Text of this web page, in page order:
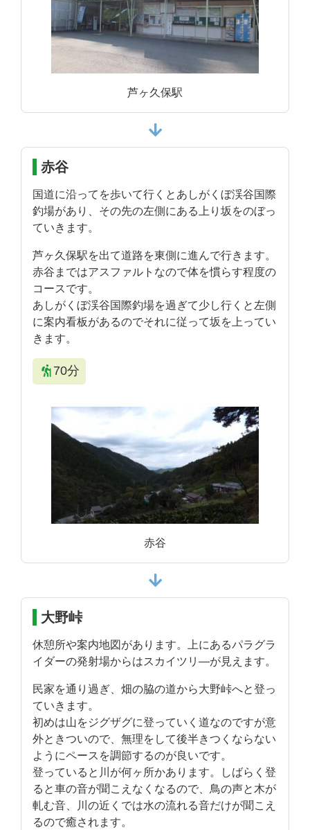
芦ヶ久保駅
赤谷
国道に沿ってを歩いて行くとあしがくぼ渓谷国際
釣場があり、その先の左側にある上り坂をのぼっ
ていきます。
芦ヶ久保駅を出て道路を東側に進んで行きます。
赤谷まではアスファルトなので体を慣らす程度の
コースです。
あしがくぼ渓谷国際釣場を過ぎて少し行くと左側
に案内看板があるのでそれに従って坂を上ってい
きます。
70分
赤谷
大野峠
休憩所や案内地図があります。上にあるパラグラ
イダーの発射場からはスカイツリ―が見えます。
民家を通り過ぎ、畑の脇の道から大野峠へと登っ
ていきます。
初めは山をジグザグに登っていく道なのですが意
外ときついので、無理をして後半きつくならない
ようにペースを調節するのが良いです。
登っていると川が何ヶ所かあります。しばらく登
ると車の音が聞こえなくなるので、鳥の声と木が
軋む音、川の近くでは水の流れる音だけが聞こえ
るので癒されます。